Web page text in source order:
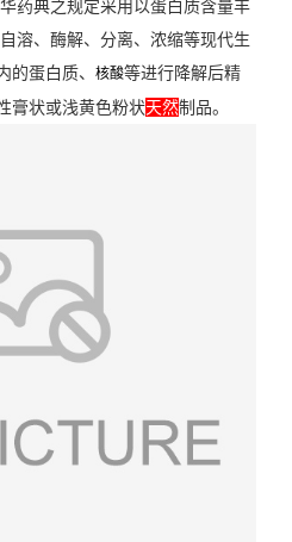
药典之规定采用以蛋白质含量丰
溶、酶解、分离、浓缩等现代生
的蛋白质、 核酸等进行降解后精
膏状或浅黄色粉状天然制品。